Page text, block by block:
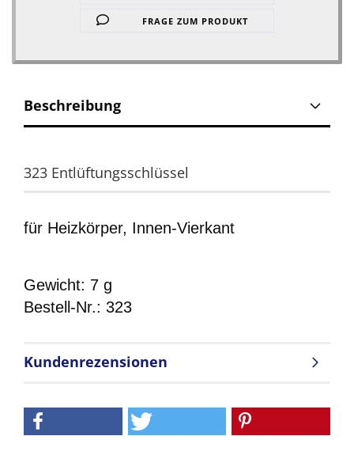
FRAGE ZUM PRODUKT
Beschreibung
323 Entlüftungsschlüssel
für Heizkörper, Innen-Vierkant
Gewicht: 7 g
Bestell-Nr.: 323
Kundenrezensionen